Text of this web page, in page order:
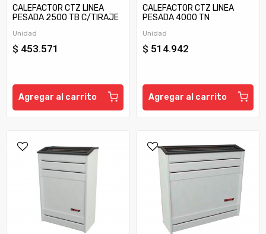
CALEFACTOR CTZ LINEA
PESADA 2500 TB C/TIRAJE
Unidad
$ 453.571
Agregar al carrito
CALEFACTOR CTZ LINEA
PESADA 4000 TN
Unidad
$ 514.942
Agregar al carrito